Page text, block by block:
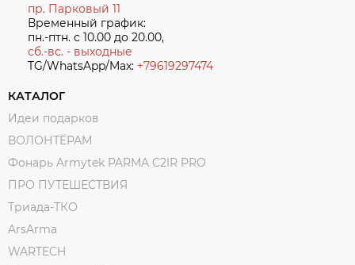
пр. Парковый 11
Временный график:
пн.-птн. с 10.00 до 20.00,
сб.-вс. - выходные
TG/WhatsApp/Max: +79619297474
КАТАЛОГ
Идеи подарков
ВОЛОНТЁРАМ
Фонарь Armytek PARMA C2IR PRO
ПРО ПУТЕШЕСТВИЯ
Триада-ТКО
ArsArma
WARTECH